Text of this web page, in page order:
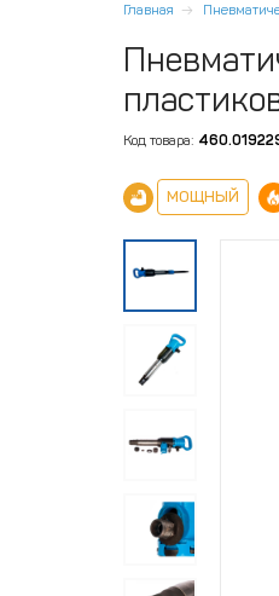
Главная
Код товара:
МОЩНЫЙ